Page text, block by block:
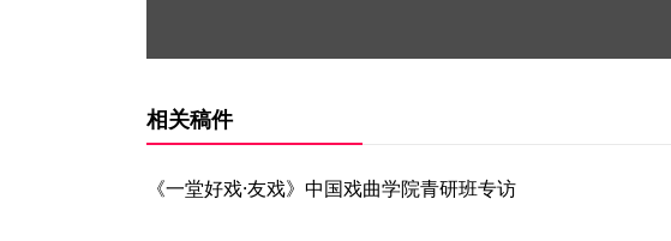
相关稿件
《一堂好戏·友戏》中国戏曲学院青研班专访